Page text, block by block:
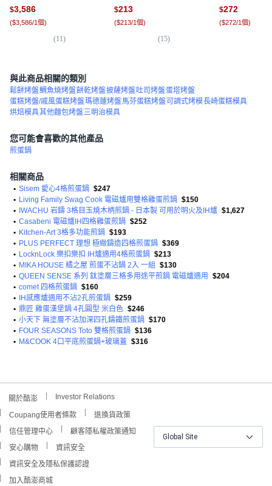
$3,586
($3,586/1個)
(11)
$213
($213/1個)
(15)
$272
($272/1個)
與此商品相關的類別
鬆餅烤盤鯛魚燒烤盤餅乾烤盤披薩烤盤吐司烤盤蛋塔烤盤
蛋糕烤盤/戚風蛋糕烤盤瑪德蓮烤盤馬芬蛋糕烤盤 可調式烤模長崎蛋糕模具
烘焙模具其他麵包烤盤三明治模具
您可能會喜歡的其他產品
煎蛋鍋
相關商品
• Sisem 愛心4格煎蛋鍋 $247
• Living Family Swag Cook 電磁爐用雙格雞蛋煎鍋 $150
•
IWACHU 岩鑄 3格目玉燒木柄煎鍋 - 日本製 可用於明火及IH爐 $1,627
• Casabeni 電磁爐IH四格雞蛋煎鍋 $252
• Kitchen-Art 3格多功能煎鍋 $193
• PLUS PERFECT 理想 極緻鑄造四格煎蛋鍋 $369
• LocknLock 樂扣樂扣 IH爐適用4格煎蛋鍋 $213
• MIKA HOUSE 橘之屋 煎蛋不沾鍋 2入 一組
$130
• QUEEN SENSE 系列 鈦塗層三格多用途平煎鍋 電磁爐適用
$204
• comet 四格煎蛋鍋 $160
•
IH感應爐適用不沾2孔煎蛋鍋 $259
• 鼎匠 雞蛋漢堡鍋 4孔圓型 米白色 $246
• 小天下 無塗層不沾加深四孔鑄鐵煎蛋鍋 $170
• FOUR SEASONS Toto 雙格煎蛋鍋 $136
• M&COOK 4口平底煎蛋鍋+玻璃蓋 $316
關於酷澎 Investor Relations
Coupang使用者條款
退換貨政策
信任管理中心
顧客隱私權政策通知
安心購物
資訊安全
資訊安全及隱私保護認證
加入酷澎商城
Global Site